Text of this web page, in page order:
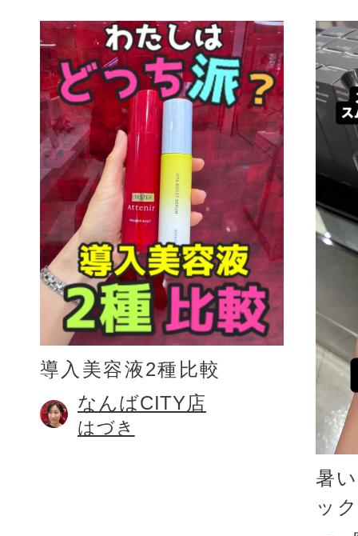
ドレススノー
ドレスリフト
プリマモイスト
スキンクリア
クレンズオイル
導入美容液2種比較
なんばCITY店
はづき
暑
ッ